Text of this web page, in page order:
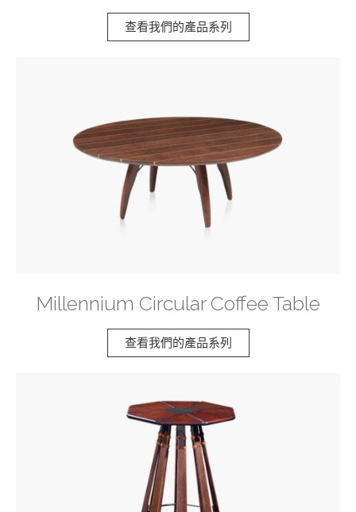
查看我們的產品系列
Millennium Circular Coffee Table
查看我們的產品系列